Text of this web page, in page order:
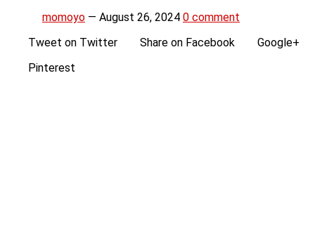
momoyo — August 26, 2024 0 comment
Tweet on Twitter
Share on Facebook
Google+
Pinterest